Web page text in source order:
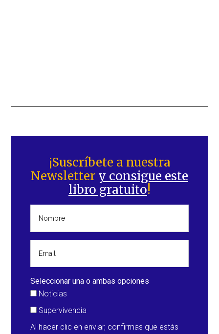
lateral
principal
¡Suscríbete a nuestra
Newsletter y consigue este
libro gratuito!
Seleccionar una o ambas opciones
Noticias
Supervivencia
Al hacer clic en enviar, confirmas que estás